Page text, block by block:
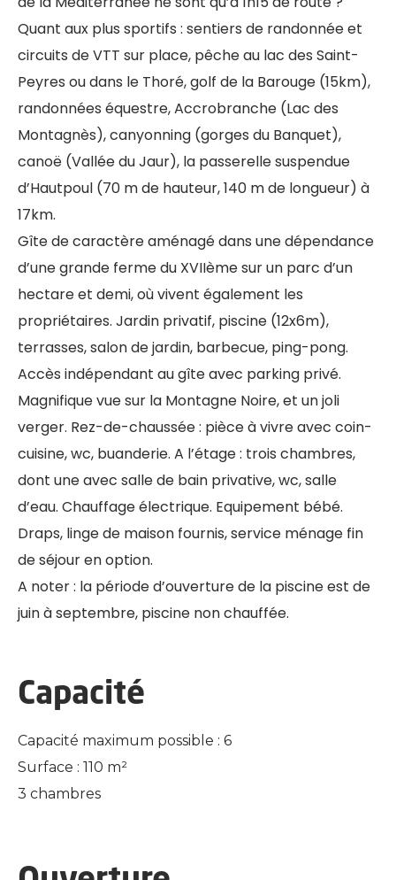
Quant aux plus sportifs : sentiers de randonnée et
circuits de VTT sur place, pêche au lac des Saint-
Peyres ou dans le Thoré, golf de la Barouge (15km),
randonnées équestre, Accrobranche (Lac des
Montagnès), canyonning (gorges du Banquet),
canoë (Vallée du Jaur), la passerelle suspendue
d’Hautpoul (70 m de hauteur, 140 m de longueur) à
17km.
Gîte de caractère aménagé dans une dépendance
d’une grande ferme du XVIIème sur un parc d’un
hectare et demi, où vivent également les
propriétaires. Jardin privatif, piscine (12x6m),
terrasses, salon de jardin, barbecue, ping-pong.
Accès indépendant au gîte avec parking privé.
Magnifique vue sur la Montagne Noire, et un joli
verger. Rez-de-chaussée : pièce à vivre avec coin-
cuisine, wc, buanderie. A l’étage : trois chambres,
dont une avec salle de bain privative, wc, salle
d’eau. Chauffage électrique. Equipement bébé.
Draps, linge de maison fournis, service ménage fin
de séjour en option.
A noter : la période d’ouverture de la piscine est de
juin à septembre, piscine non chauffée.
Capacité
Capacité maximum possible : 6
Surface : 110 m²
3 chambres